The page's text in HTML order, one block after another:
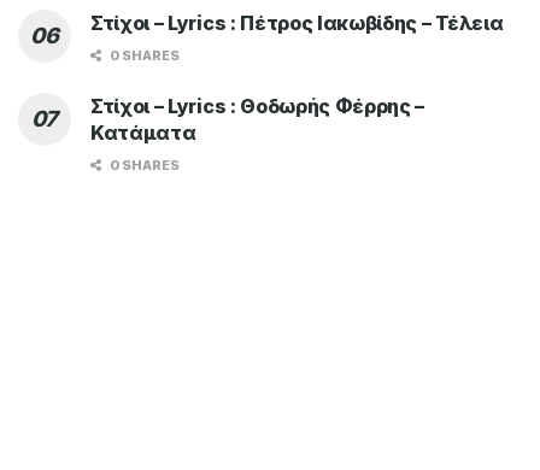
Στίχοι – Lyrics : Πέτρος Ιακωβίδης – Τέλεια
0 SHARES
Στίχοι – Lyrics : Θοδωρής Φέρρης –
Κατάματα
0 SHARES